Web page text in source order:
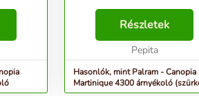
Részletek
Pepita
Hasonlók, mint Palram - Canopia
Martinique 4300 árnyékoló